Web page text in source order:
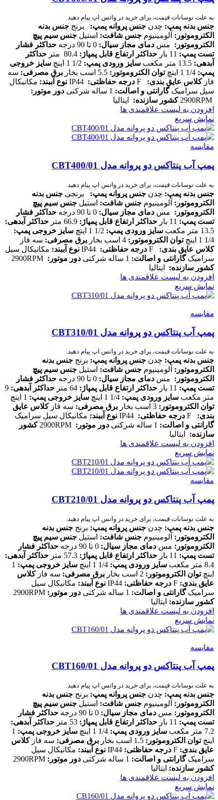
به علت نوسانات قیمت، برای خرید در واتس اپ پیام دهید.
جنس بدنه پمپ: چدن جنس پروانه پمپ: برنج جنس بدنه
الکتروموتور: آلومینیوم جنس شافت: استیل جنس سیم پیچ
الکتروموتور: مس دمای مجاز سیال:
حداکثر فشار
تست پمپ:
حداکثر ارتفاع قابل پمپاژ:
حداکثر
آبدهی:
سایز ورودی پمپ:
سایز خروجی
پمپ:
توان الکتروموتور: برق مصرفی: سه
فازکلاس عایق بندی: درجه حفاظتی: نوع آببند: مکانیکال
سیل سرامیکگارانتی و اصالت:
دور موتور:
کشور سازنده: ایتالیا
افزودن به لیست علاقمندی ها
نمایش سریع
مقایسه
پمپ آب پنتاکس دو پروانه مدل CBT400/01
به علت نوسانات قیمت، برای خرید در واتس اپ پیام دهید.
جنس بدنه پمپ: چدن جنس پروانه پمپ: برنجی جنس بدنه
الکتروموتور: آلومینیوم جنس شافت: استیل جنس سیم پیچ
الکتروموتور: مس دمای مجاز سیال:
حداکثر فشار
تست پمپ:
حداکثر ارتفاع قابل پمپاژ:
حداکثر آبدهی:
13.5 متر مکعب
سایز ورودی پمپ:
سایز خروجی پمپ:
1/4 1 اینچ
توان الکتروموتور: برق مصرفی: سه فاز
کلاس عایق بندی:
درجه حفاظتی: نوع آببند: مکانیکال سیل
سرامیکگارانتی و اصالت: دور موتور:
کشور سازنده: ایتالیا
افزودن به لیست علاقمندی ها
نمایش سریع
مقایسه
پمپ آب پنتاکس دو پروانه مدل CBT310/01
به علت نوسانات قیمت، برای خرید در واتس اپ پیام دهید.
جنس بدنه پمپ: چدن جنس پروانه پمپ: برنج جنس بدنه
الکتروموتور: آلومینیوم جنس شافت: استیل جنس سیم پیچ
الکتروموتور: مس دمای مجاز سیال:
حداکثر فشار
تست پمپ:
حداکثر ارتفاع قابل پمپاژ: حداکثر آبدهی: 9
متر مکعب سایز ورودی پمپ: سایز خروجی پمپ:
توان الکتروموتور:
برق مصرفی: سه فازکلاس عایق
بندی:
درجه حفاظتی: نوع آببند: مکانیکال سیل سرامیک
گارانتی و اصالت:
دور موتور:
کشور
سازنده: ایتالیا
افزودن به لیست علاقمندی ها
نمایش سریع
مقایسه
پمپ آب پنتاکس دو پروانه مدل CBT210/01
به علت نوسانات قیمت، برای خرید در واتس اپ پیام دهید.
جنس بدنه پمپ: چدن جنس پروانه پمپ: برنج جنس بدنه
الکتروموتور: آلومینیوم جنس شافت: استیل جنس سیم پیچ
الکتروموتور: مس دمای مجاز سیال:
حداکثر فشار
تست پمپ:
حداکثر ارتفاع قابل پمپاژ:
حداکثر آبدهی:
8.4 متر مکعب
سایز ورودی پمپ: سایز خروجی پمپ: 1
اینچتوان الکتروموتور: برق مصرفی: سه فازکلاس
عایق بندی:
درجه حفاظتی: نوع آببند: مکانیکال سیل
سرامیکگارانتی و اصالت: دور موتور :
کشور سازنده: ایتالیا
افزودن به لیست علاقمندی ها
نمایش سریع
مقایسه
پمپ آب پنتاکس دو پروانه مدل CBT160/01
به علت نوسانات قیمت، برای خرید در واتس اپ پیام دهید.
جنس بدنه پمپ: چدن جنس پروانه پمپ: برنج جنس بدنه
الکتروموتور: آلومینیوم جنس شافت: استیل جنس سیم پیچ
الکتروموتور: مس دمای مجاز سیال:
حداکثر فشار
تست پمپ:
حداکثر ارتفاع قابل پمپاژ:
حداکثر آبدهی:
7.2 متر مکعب
سایز ورودی پمپ: سایز خروجی پمپ: 1
اینچتوان الکتروموتور: برق مصرفی: سه فازکلاس
عایق بندی:
درجه حفاظتی: نوع آببند: مکانیکال سیل
سرامیکگارانتی و اصالت: دور موتور:
کشور سازنده: ایتالیا
افزودن به لیست علاقمندی ها
نمایش سریع